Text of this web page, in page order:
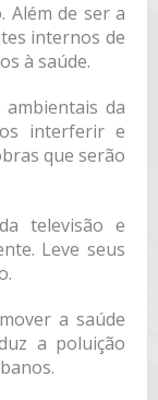
de ser a
internos de
à saúde.
da
interferir e
que serão
televisão e
Leve seus
a saúde
a poluição